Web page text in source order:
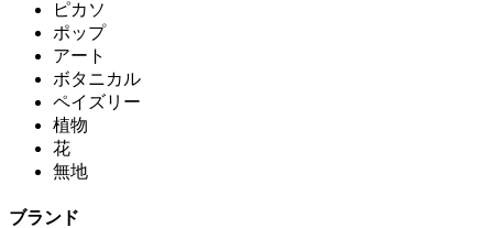
ピカソ
ポップ
アート
ボタニカル
ペイズリー
植物
花
無地
ブランド